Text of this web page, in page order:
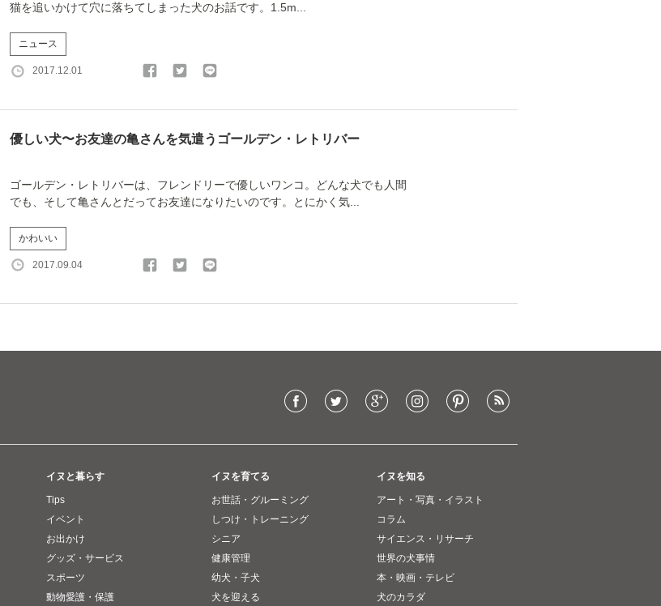
猫を追いかけて穴に落ちてしまった犬のお話です。1.5m...
ニュース
2017.12.01
優しい犬〜お友達の亀さんを気遣うゴールデン・レトリバー
ゴールデン・レトリバーは、フレンドリーで優しいワンコ。どんな犬でも人間
でも、そして亀さんとだってお友達になりたいのです。とにかく気...
かわいい
2017.09.04
イヌと暮らす
Tips
イベント
お出かけ
グッズ・サービス
スポーツ
動物愛護・保護
イヌを育てる
お世話・グルーミング
しつけ・トレーニング
シニア
健康管理
幼犬・子犬
犬を迎える
イヌを知る
アート・写真・イラスト
コラム
サイエンス・リサーチ
世界の犬事情
本・映画・テレビ
犬のカラダ